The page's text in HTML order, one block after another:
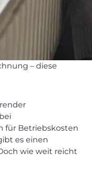
– diese
für Betriebskosten
es einen
wie weit reicht